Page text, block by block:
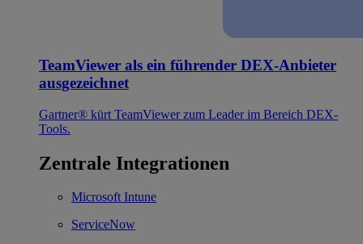
TeamViewer als ein führender DEX-Anbieter
ausgezeichnet
Gartner® kürt TeamViewer zum Leader im Bereich DEX-
Tools.
Zentrale Integrationen
Microsoft Intune
ServiceNow